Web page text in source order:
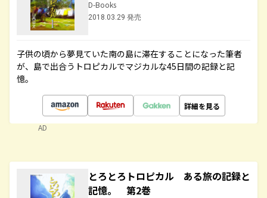
D-Books
2018.03.29 発売
子供の頃から夢見ていた南の島に滞在することになった筆者
が、島で出合うトロピカルでマジカルな45日間の記録と記
憶。
詳細を見る
AD
とろとろトロピカル ある旅の記録と
記憶。 第2巻